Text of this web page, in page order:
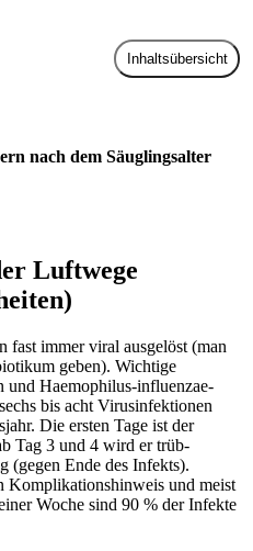
Inhaltsübersicht
nach dem Säuglingsalter
Luftwege
fast immer viral ausgelöst (man
geben). Wichtige
und Haemophilus-influenzae-
bis acht Virusinfektionen
Die ersten Tage ist der
Tag 3 und 4 wird er trüb-
(gegen Ende des Infekts).
Komplikationshinweis und meist
Woche sind 90 % der Infekte